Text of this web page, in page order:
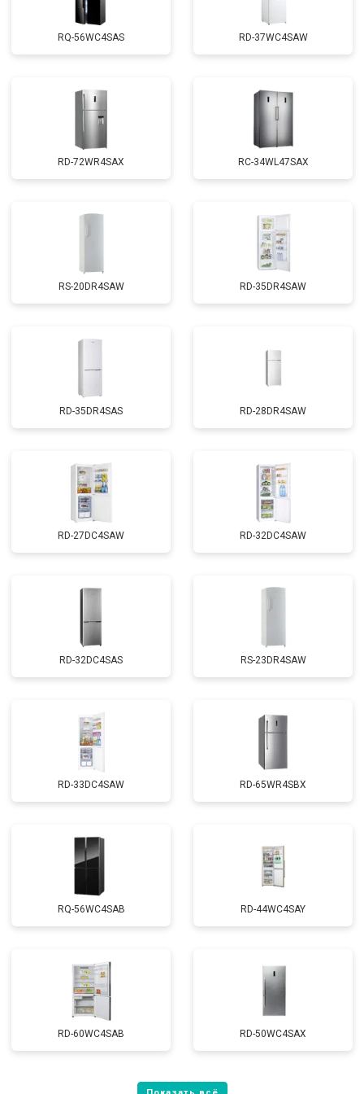
RQ-56WC4SAS RD-37WC4SAW
RD-72WR4SAX RС-34WL47SAX
RS-20DR4SAW RD-35DR4SAW
RD-35DR4SAS RD-28DR4SAW
RD-27DC4SAW RD-32DC4SAW
RD-32DC4SAS RS-23DR4SAW
RD-33DC4SAW RD-65WR4SBX
RQ-56WC4SAB RD-44WC4SAY
RD-60WC4SAB RD-50WC4SAX